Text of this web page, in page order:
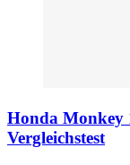
Honda Monkey
Vergleichstest